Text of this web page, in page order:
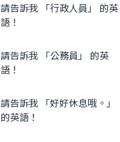
請告訴我 「行政人員」 的英
語！
請告訴我 「公務員」 的英
語！
請告訴我 「好好休息哦。」
的英語！